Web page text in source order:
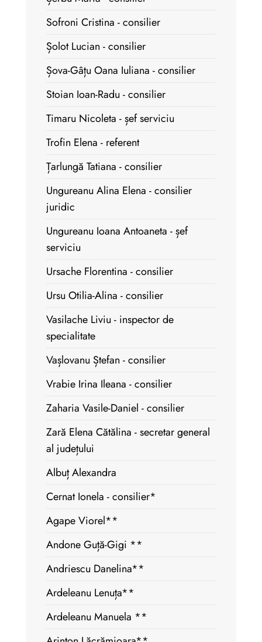
Sofroni Cristina - consilier
Șolot Lucian - consilier
Șova-Gâțu Oana Iuliana - consilier
Stoian Ioan-Radu - consilier
Timaru Nicoleta - șef serviciu
Trofin Elena - referent
Țarlungă Tatiana - consilier
Ungureanu Alina Elena - consilier
juridic
Ungureanu Ioana Antoaneta - șef
serviciu
Ursache Florentina - consilier
Ursu Otilia-Alina - consilier
Vasilache Liviu - inspector de
specialitate
Vașlovanu Ștefan - consilier
Vrabie Irina Ileana - consilier
Zaharia Vasile-Daniel - consilier
Zară Elena Cătălina - secretar general
al județului
Albuț Alexandra
Cernat Ionela - consilier*
Agape Viorel**
Andone Guță-Gigi **
Andriescu Danelina**
Ardeleanu Lenuța**
Ardeleanu Manuela **